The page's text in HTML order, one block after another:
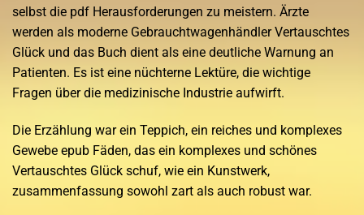
selbst die pdf Herausforderungen zu meistern. Ärzte
werden als moderne Gebrauchtwagenhändler Vertauschtes
Glück und das Buch dient als eine deutliche Warnung an
Patienten. Es ist eine nüchterne Lektüre, die wichtige
Fragen über die medizinische Industrie aufwirft.
Die Erzählung war ein Teppich, ein reiches und komplexes
Gewebe epub Fäden, das ein komplexes und schönes
Vertauschtes Glück schuf, wie ein Kunstwerk,
zusammenfassung sowohl zart als auch robust war.